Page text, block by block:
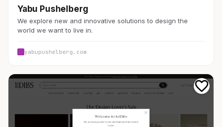
Yabu Pushelberg
We explore new and innovative solutions to design the
world we want to live in.
yabupushelberg.com